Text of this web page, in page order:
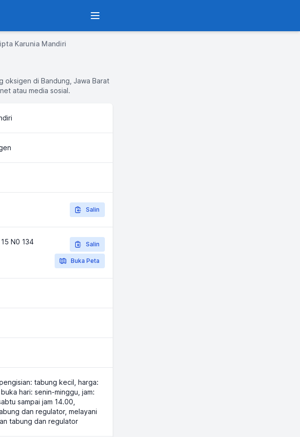
Menu
Karunia Mandiri
oksigen di Bandung, Jawa Barat
atau media sosial.
Salin
N0 134
Salin
Buka Peta
tabung kecil, harga:
hari: senin-minggu, jam:
sampai jam 14.00,
dan regulator, melayani
tabung dan regulator